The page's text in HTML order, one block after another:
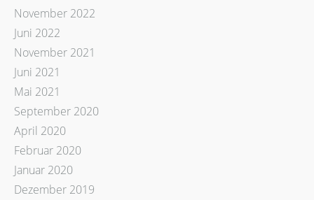
November 2022
Juni 2022
November 2021
Juni 2021
Mai 2021
September 2020
April 2020
Februar 2020
Januar 2020
Dezember 2019